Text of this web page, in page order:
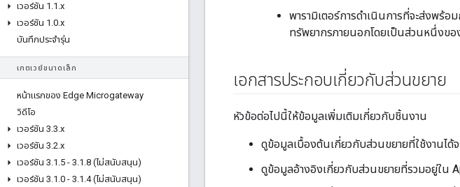
เวอร์ชัน 1 .1 .x
เวอร์ชัน 1 .0.x
บันทึกประจำรุ่น
เกตเวย์ขนาดเล็ก
หน้าแรกของ Edge Microgateway
วิดีโอ
เวอร์ชัน 3.3.x
เวอร์ชัน 3.2.x
เวอร์ชัน 3.1 .5 - 3.1 .8 (ไม่สนับสนุน)
เวอร์ชัน 3.1 .0 - 3.1 .4 (ไม่สนับสนุน)
พารามิเตอร์การดําเนินการที่จะส่งพร้อ
ทรัพยากรภายนอกโดยเป็นส่วนหนึ่งข
เอกสารประกอบเกี่ยวกับส่วนขยาย
หัวข้อต่อไปนี้ให้ข้อมูลเพิ่มเติมเกี่ยวกับชิ้นงาน
ดูข้อมูลเบื้องต้นเกี่ยวกับส่วนขยายที่ใช้งานได้
ดูข้อมูลอ้างอิงเกี่ยวกับส่วนขยายที่รวมอยู่ใน